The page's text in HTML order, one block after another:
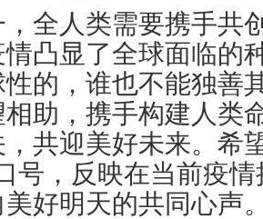
人类需要携手共
凸显了全球面临的
的，谁也不能独善
助，携手构建人类
共迎美好未来。希
号，反映在当前疫
好明天的共同心声